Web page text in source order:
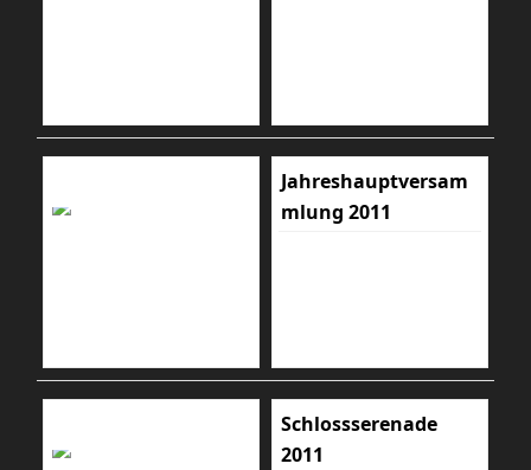
Jahreshauptversam
mlung 2011
Schlossserenade
2011